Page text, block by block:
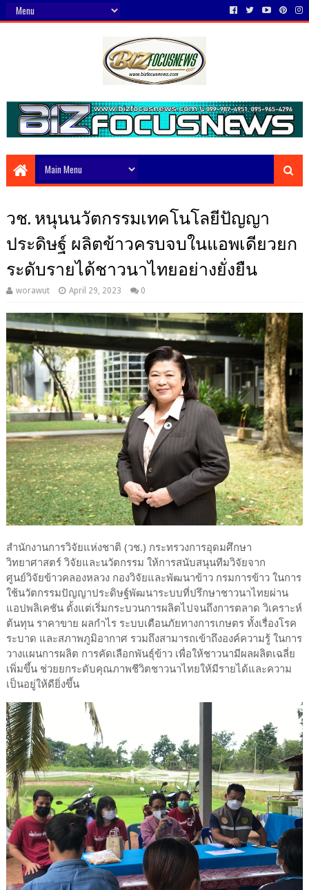
วช. หนุนนวัตกรรมเทคโนโลยีปัญญา
ประดิษฐ์ ผลิตข้าวครบจบในแอพเดียวยก
ระดับรายได้ชาวนาไทยอย่างยั่งยืน
worawut April 29, 2023 0
สำนักงานการวิจัยแห่งชาติ (วช.) กระทรวงการอุดมศึกษา
วิทยาศาสตร์ วิจัยและนวัตกรรม ให้การสนับสนุนทีมวิจัยจาก
ศูนย์วิจัยข้าวคลองหลวง กองวิจัยและพัฒนาข้าว กรมการข้าว ในการ
ใช้นวัตกรรมปัญญาประดิษฐ์พัฒนาระบบที่ปรึกษาชาวนาไทยผ่าน
แอปพลิเคชัน ตั้งแต่เริ่มกระบวนการผลิตไปจนถึงการตลาด วิเคราะห์
ต้นทุน ราคาขาย ผลกำไร ระบบเตือนภัยทางการเกษตร ทั้งเรื่องโรค
ระบาด และสภาพภูมิอากาศ รวมถึงสามารถเข้าถึงองค์ความรู้ ในการ
วางแผนการผลิต การคัดเลือกพันธุ์ข้าว เพื่อให้ชาวนามีผลผลิตเฉลี่ย
เพิ่มขึ้น ช่วยยกระดับคุณภาพชีวิตชาวนาไทยให้มีรายได้และความ
เป็นอยู่ให้ดียิ่งขึ้น